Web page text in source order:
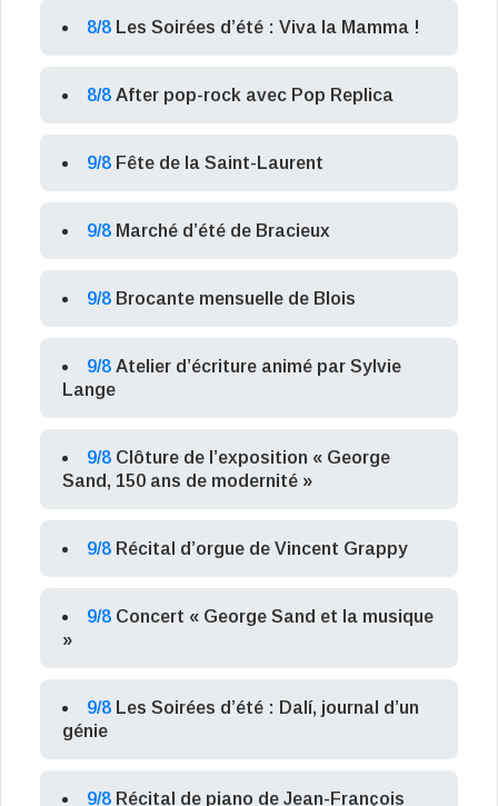
8/8 Les Soirées d’été : Viva la Mamma !
8/8 After pop-rock avec Pop Replica
9/8 Fête de la Saint-Laurent
9/8 Marché d’été de Bracieux
9/8 Brocante mensuelle de Blois
9/8 Atelier d’écriture animé par Sylvie
Lange
9/8 Clôture de l’exposition « George
Sand, 150 ans de modernité »
9/8 Récital d’orgue de Vincent Grappy
9/8 Concert « George Sand et la musique
»
9/8 Les Soirées d’été : Dalí, journal d’un
génie
9/8 Récital de piano de Jean-François